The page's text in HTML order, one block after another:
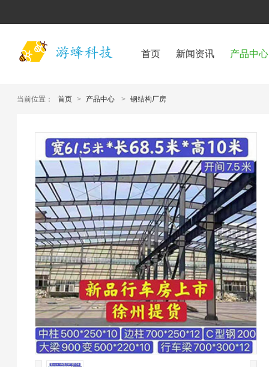
首页 新闻资讯 产品中心
当前位置： 首页 > 产品中心 > 钢结构厂房